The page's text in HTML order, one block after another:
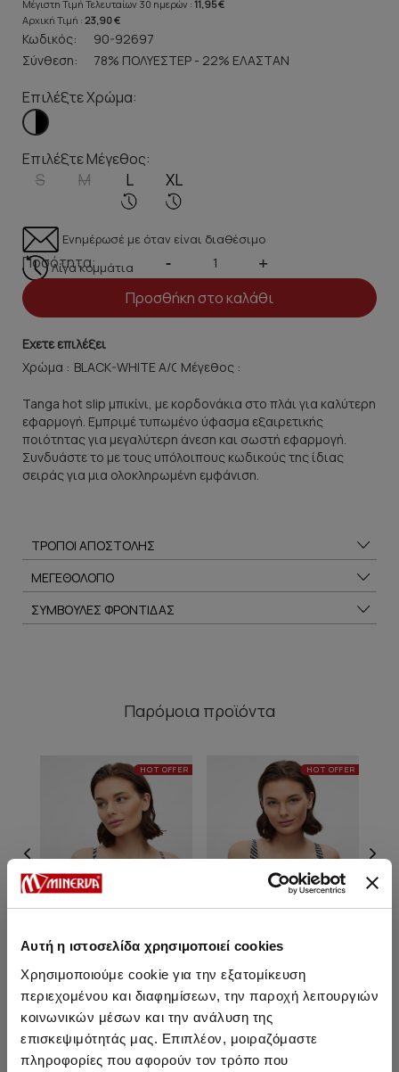
Αυτή η ιστοσελίδα χρησιμοποιεί cookies
Χρησιμοποιούμε cookie για την εξατομίκευση
περιεχομένου και διαφημίσεων, την παροχή λειτουργιών
κοινωνικών μέσων και την ανάλυση της
επισκεψιμότητάς μας. Επιπλέον, μοιραζόμαστε
πληροφορίες που αφορούν τον τρόπο που
Μέγιστη Τιμή Τελευταίων 30 ημερών : 11,95 €
Αρχική Τιμή : 23,90 €
Κωδικός:
90-92697
Σύνθεση:
78% ΠΟΛΥΕΣΤΕΡ - 22% ΕΛΑΣΤΑΝ
Επιλέξτε Χρώμα:
Επιλέξτε Μέγεθος:
S M L XL
Ενημέρωσέ με όταν είναι διαθέσιμο
Λίγα κομμάτια
Ποσότητα: - +
Προσθήκη στο καλάθι
Εχετε επιλέξει
Χρώμα :
Μέγεθος :
Tanga hot slip μπικίνι, με κορδονάκια στο πλάι για καλύτερη
εφαρμογή. Εμπριμέ τυπωμένο ύφασμα εξαιρετικής
ποιότητας για μεγαλύτερη άνεση και σωστή εφαρμογή.
Συνδυάστε το με τους υπόλοιπους κωδικούς της ίδιας
σειράς για μια ολοκληρωμένη εμφάνιση.
ΤΡΟΠΟΙ ΑΠΟΣΤΟΛΗΣ
ΜΕΓΕΘΟΛΟΓΙΟ
ΣΥΜΒΟΥΛΕΣ ΦΡΟΝΤΙΔΑΣ
Παρόμοια προϊόντα
HOT OFFER
Tereza Bikini Top με
μπαλένα [C Cup]
HOT OFFER
Tereza Τρίγωνο Full Bikini